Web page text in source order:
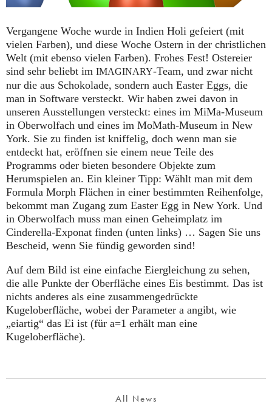
Vergangene Woche wurde in Indien Holi gefeiert (mit
vielen Farben), und diese Woche Ostern in der christlichen
Welt (mit ebenso vielen Farben). Frohes Fest! Ostereier
sind sehr beliebt im IMAGINARY-Team, und zwar nicht
nur die aus Schokolade, sondern auch Easter Eggs, die
man in Software versteckt. Wir haben zwei davon in
unseren Ausstellungen versteckt: eines im MiMa-Museum
in Oberwolfach und eines im MoMath-Museum in New
York. Sie zu finden ist kniffelig, doch wenn man sie
entdeckt hat, eröffnen sie einem neue Teile des
Programms oder bieten besondere Objekte zum
Herumspielen an. Ein kleiner Tipp: Wählt man mit dem
Formula Morph Flächen in einer bestimmten Reihenfolge,
bekommt man Zugang zum Easter Egg in New York. Und
in Oberwolfach muss man einen Geheimplatz im
Cinderella-Exponat finden (unten links) … Sagen Sie uns
Bescheid, wenn Sie fündig geworden sind!
Auf dem Bild ist eine einfache Eiergleichung zu sehen,
die alle Punkte der Oberfläche eines Eis bestimmt. Das ist
nichts anderes als eine zusammengedrückte
Kugeloberfläche, wobei der Parameter a angibt, wie
„eiartig“ das Ei ist (für a=1 erhält man eine
Kugeloberfläche).
All News